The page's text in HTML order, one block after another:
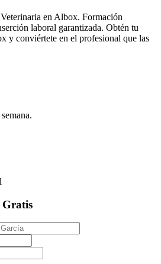
en Albox. Formación
laboral garantizada. Obtén tu
y conviértete en el profesional que las